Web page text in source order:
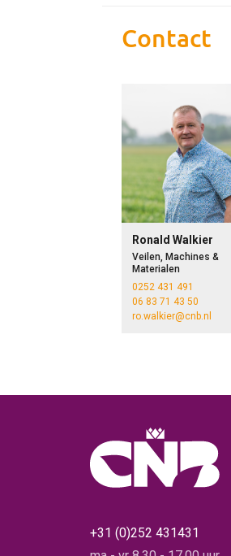
Contact
Ronald Walkier
Veilen, Machines &
Materialen
0252 431 491
06 83 71 43 50
ro.walkier@cnb.nl
+31 (0)252 431431